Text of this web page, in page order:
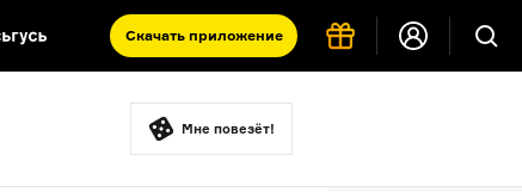
Скачать приложение
такое античность
Мне повезёт!